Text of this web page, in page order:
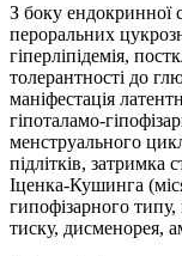
З боку ендокринної
пероральних
гіперліпідемія,
толерантності до
маніфестація
гіпоталамо-
менструального
підлітків, затримка
Іценка-Кушинга
гипофізарного типу,
тиску, дисменорея,